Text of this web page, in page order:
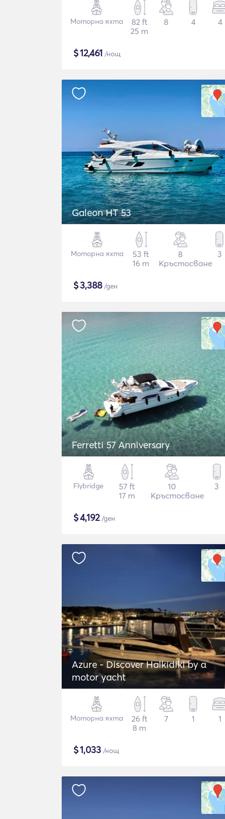
Моторна яхта
82 ft
25 m
8 4 4
$12,461 /нощ
Galeon HT 53
Моторна яхта
53 ft
16 m
8
Кръстосване
3
$3,388/ден
Ferretti 57 Anniversary
Flybridge
57 ft
17 m
10
Кръстосване
3
$4,192/ден
Azure - Discover Halkidiki by α
motor yacht
Моторна яхта
26 ft
8 m
7 1 1
$1,033 /нощ